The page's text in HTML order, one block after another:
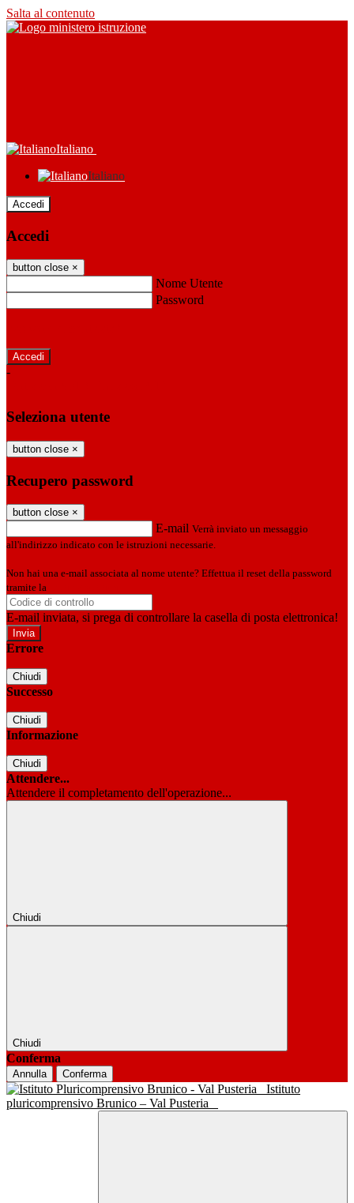
Salta al contenuto
Italiano
Italiano
Accedi
Accedi
button close ×
Nome Utente
Password
-
Seleziona utente
button close ×
Recupero password
button close ×
E-mail Verrà inviato un messaggio
all'indirizzo indicato con le istruzioni necessarie.
Non hai una e-mail associata al nome utente? Effettua il reset della password
tramite la
E-mail inviata, si prega di controllare la casella di posta elettronica!
Errore
Chiudi
Successo
Chiudi
Informazione
Chiudi
Attendere...
Attendere il completamento dell'operazione...
Chiudi
Chiudi
Conferma
Annulla Conferma
Istituto
pluricomprensivo Brunico – Val Pusteria